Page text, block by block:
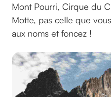
Mont Pourri, Cirque du
Motte, pas celle que
aux noms et foncez !